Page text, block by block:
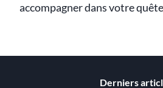
accompagner dans votre
Derniers